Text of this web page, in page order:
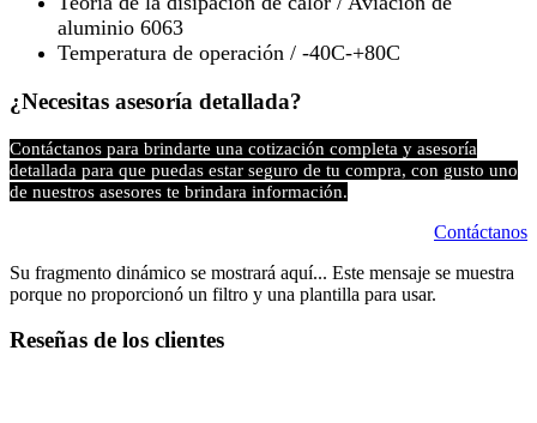
aluminio 6063
Temperatura de operación / -40C-+80C
¿Necesitas asesoría detallada?
Contáctanos para brindarte una cotización completa y asesoría
detallada para que puedas estar seguro de tu compra, con gusto uno
de nuestros asesores te brindara información.
Contáctanos
Su fragmento dinámico se mostrará aquí... Este mensaje se muestra
porque no proporcionó un filtro y una plantilla para usar.
Reseñas de los clientes